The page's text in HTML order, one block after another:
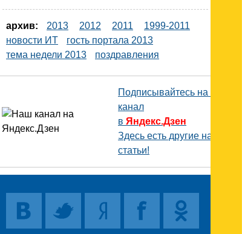
архив: 2013 2012 2011
1999-2011
новости ИТ
гость портала 2013
тема недели 2013
поздравления
Подписывайтесь на наш
канал
в Яндекс.Дзен
Здесь есть другие наши
статьи!